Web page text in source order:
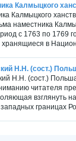
Калмыцкого
Калмыцкого
наместника
с 1763 по 1769
хранящиеся в
Н.Н. (сост.)
Н.Н. (сост.)
читателя
взглянуть
границах